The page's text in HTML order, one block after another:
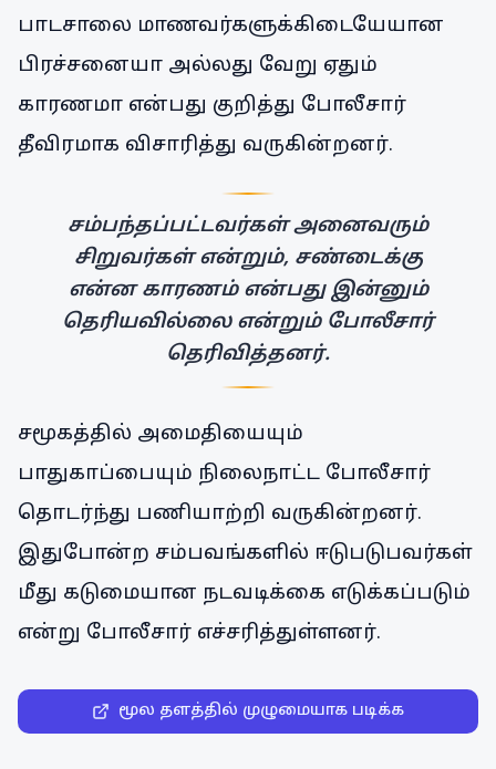
பாடசாலை மாணவர்களுக்கிடையேயான
பிரச்சனையா அல்லது வேறு ஏதும்
காரணமா என்பது குறித்து போலீசார்
தீவிரமாக விசாரித்து வருகின்றனர்.
சம்பந்தப்பட்டவர்கள் அனைவரும்
சிறுவர்கள் என்றும், சண்டைக்கு
என்ன காரணம் என்பது இன்னும்
தெரியவில்லை என்றும் போலீசார்
தெரிவித்தனர்.
சமூகத்தில் அமைதியையும்
பாதுகாப்பையும் நிலைநாட்ட போலீசார்
தொடர்ந்து பணியாற்றி வருகின்றனர்.
இதுபோன்ற சம்பவங்களில் ஈடுபடுபவர்கள்
மீது கடுமையான நடவடிக்கை எடுக்கப்படும்
என்று போலீசார் எச்சரித்துள்ளனர்.
மூல தளத்தில் முழுமையாக படிக்க